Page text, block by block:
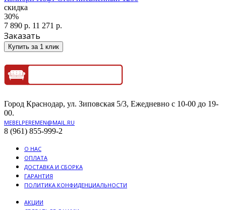
скидка
30%
7 890 р. 11 271 р.
Заказать
Купить за 1 клик
Город Краснодар, ул. Зиповская 5/3, Ежедневно с 10-00 до 19-
00.
MEBELPEREMEN@MAIL.RU
8 (961) 855-999-2
О НАС
ОПЛАТА
ДОСТАВКА И СБОРКА
ГАРАНТИЯ
ПОЛИТИКА КОНФИДЕНЦИАЛЬНОСТИ
АКЦИИ